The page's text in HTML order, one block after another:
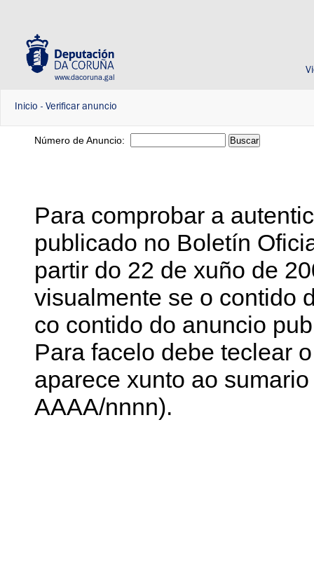
www.dacoruna.gal
Inicio - Verificar anuncio
Número de Anuncio: Buscar
Para comprobar a
publicado no Boletín
partir do 22 de xuño de
visualmente se o contido
co contido do anuncio
Para facelo debe teclear
aparece xunto ao
AAAA/nnnn).